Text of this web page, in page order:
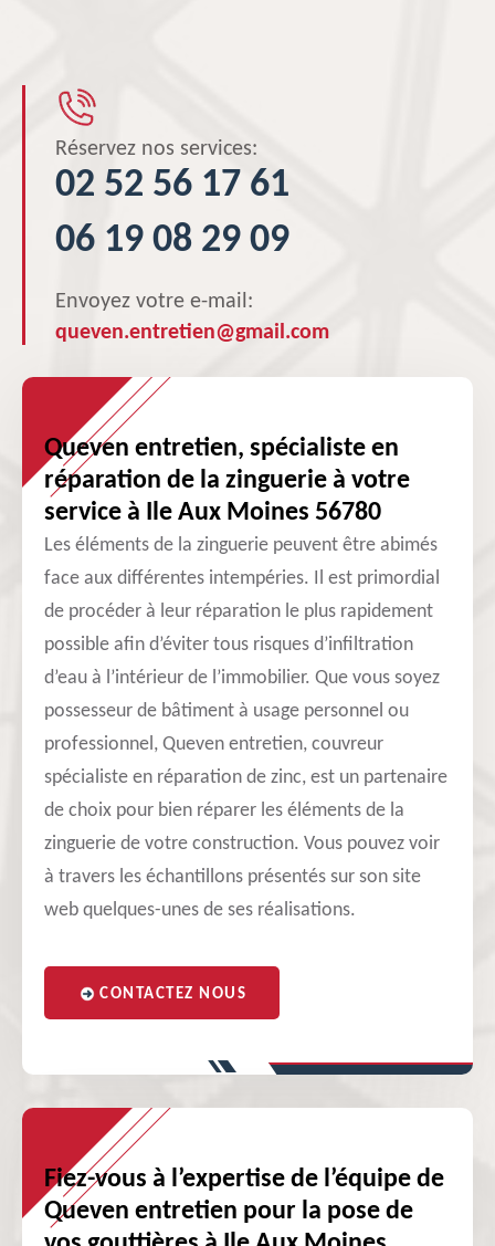
Réservez nos services:
02 52 56 17 61
06 19 08 29 09
Envoyez votre e-mail:
queven.entretien@gmail.com
Queven entretien, spécialiste en
réparation de la zinguerie à votre
service à Ile Aux Moines 56780
Les éléments de la zinguerie peuvent être abimés
face aux différentes intempéries. Il est primordial
de procéder à leur réparation le plus rapidement
possible afin d’éviter tous risques d’infiltration
d’eau à l’intérieur de l’immobilier. Que vous soyez
possesseur de bâtiment à usage personnel ou
professionnel, Queven entretien, couvreur
spécialiste en réparation de zinc, est un partenaire
de choix pour bien réparer les éléments de la
zinguerie de votre construction. Vous pouvez voir
à travers les échantillons présentés sur son site
web quelques-unes de ses réalisations.
CONTACTEZ NOUS
Fiez-vous à l’expertise de l’équipe de
Queven entretien pour la pose de